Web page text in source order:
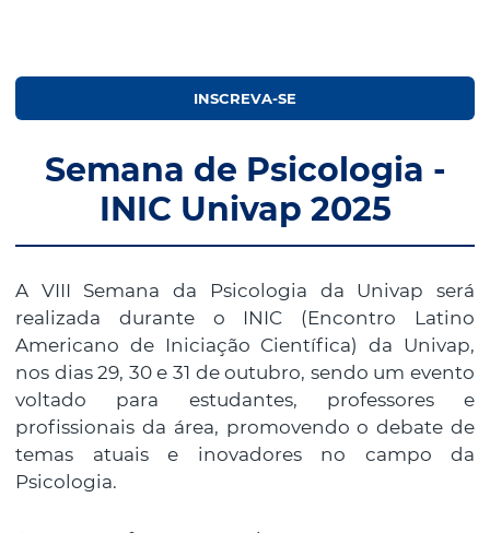
INSCREVA-SE
Semana de Psicologia -
INIC Univap 2025
A VIII Semana da Psicologia da Univap será
realizada durante o INIC (Encontro Latino
Americano de Iniciação Científica) da Univap,
nos dias 29, 30 e 31 de outubro, sendo um evento
voltado para estudantes, professores e
profissionais da área, promovendo o debate de
temas atuais e inovadores no campo da
Psicologia.